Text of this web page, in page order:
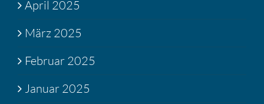
April 2025
März 2025
Februar 2025
Januar 2025